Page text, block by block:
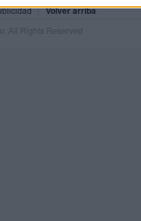
Volver arriba
All Rights Reserved